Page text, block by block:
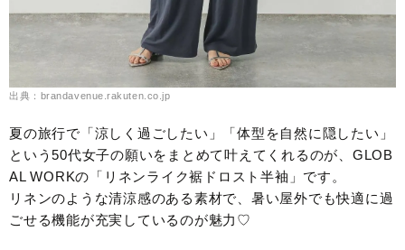
出典：brandavenue.rakuten.co.jp
夏の旅行で「涼しく過ごしたい」「体型を自然に隠したい」
という50代女子の願いをまとめて叶えてくれるのが、GLOB
AL WORKの「リネンライク裾ドロスト半袖」です。
リネンのような清涼感のある素材で、暑い屋外でも快適に過
ごせる機能が充実しているのが魅力♡